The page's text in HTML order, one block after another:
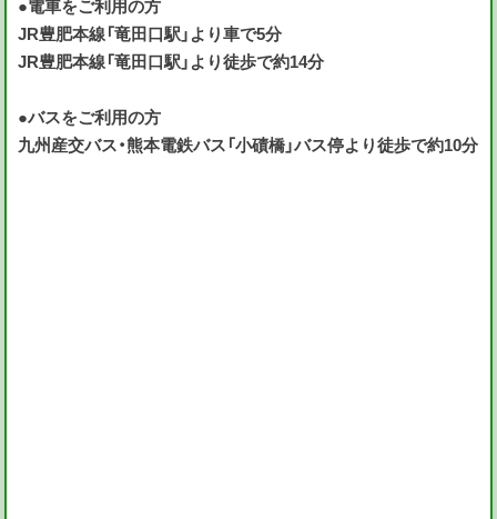
●電車をご利用の方
JR豊肥本線「竜田口駅」より車で5分
JR豊肥本線「竜田口駅」より徒歩で約14分
●バスをご利用の方
九州産交バス・熊本電鉄バス「小磧橋」バス停より徒歩で約10分